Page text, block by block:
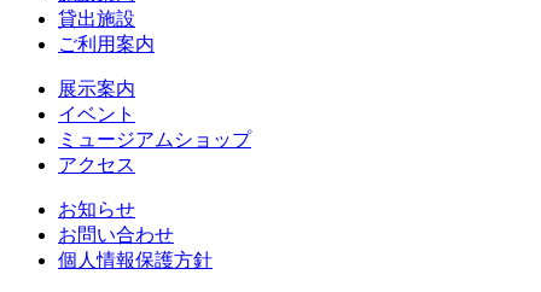
貸出施設
ご利用案内
展示案内
イベント
ミュージアムショップ
アクセス
お知らせ
お問い合わせ
個人情報保護方針